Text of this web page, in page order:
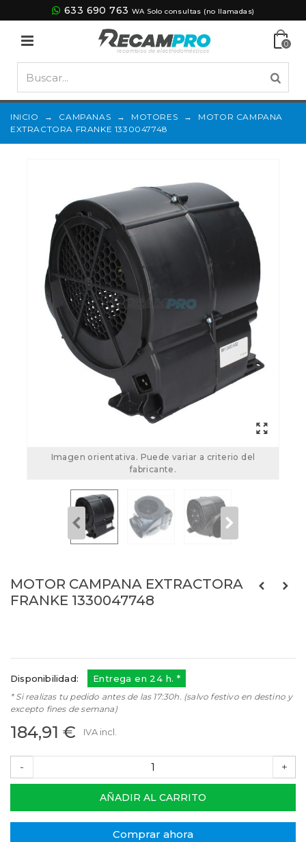
633 690 763 WA Solo consultas (no llamadas)
0
INICIO → CAMPANAS → MOTORES →
MOTOR CAMPANA
EXTRACTORA FRANKE 1330047748
Imagen orientativa. Puede variar a criterio del
fabricante.
MOTOR CAMPANA EXTRACTORA
FRANKE 1330047748
Disponibilidad: Entrega en 24 h. *
* Si realizas tu pedido antes de las 17:30h. (salvo festivo en destino y
excepto fines de semana)
184,91 € IVA incl.
- +
AÑADIR AL CARRITO
Comprar ahora